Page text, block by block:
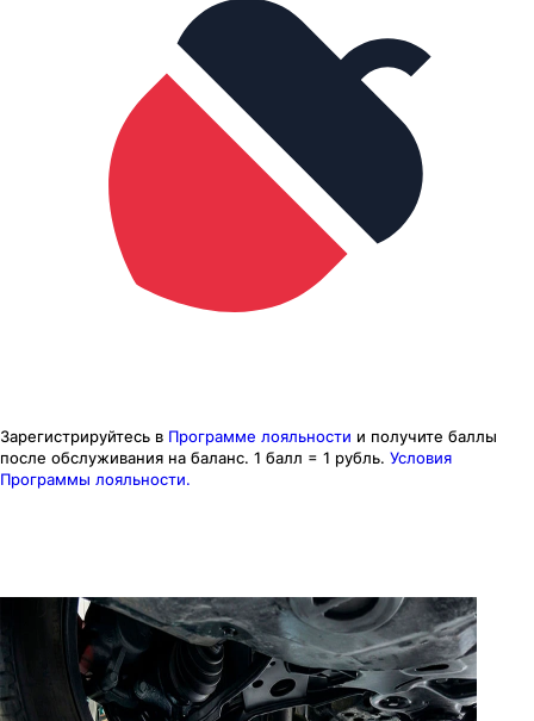
Зарегистрируйтесь в Программе лояльности и получите баллы
после обслуживания на баланс. 1 балл = 1 рубль. Условия
Программы лояльности.